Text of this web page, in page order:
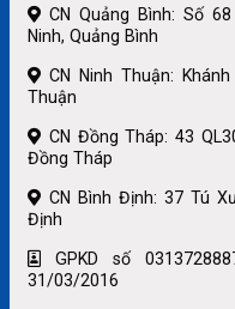
CN Quảng Bình: Số
Ninh, Quảng Bình
CN Ninh Thuận:
Thuận
CN Đồng Tháp: 43
Đồng Tháp
CN Bình Định: 37 Tú
Định
GPKD số
31/03/2016